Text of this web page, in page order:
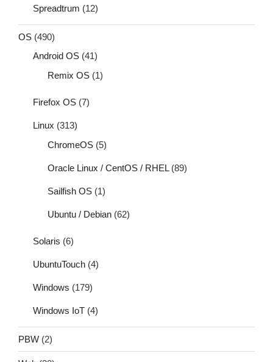
Spreadtrum (12)
OS (490)
Android OS (41)
Remix OS (1)
Firefox OS (7)
Linux (313)
ChromeOS (5)
Oracle Linux / CentOS / RHEL(89)
Sailfish OS (1)
Ubuntu / Debian (62)
Solaris (6)
UbuntuTouch (4)
Windows (179)
Windows IoT (4)
PBW (2)